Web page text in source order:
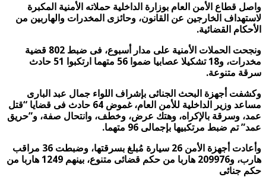
واصل قطاع الأمن العام بوزارة الداخلية حملاته الأمنية المكبرة
لاستهداف الخارجين عن القانون، وحائزى المخدرات والهاربين من
الأحكام القضائية.
ونجحت الحملات الأمنية على مدار أسبوع، فى ضبط 802 قضية
مخدرات، و18 تشكيلا عصابيا ضموا 56 متهما ارتكبوا 51 حادث
سرقة متنوعة.
وكشفت أجهزة البحث الجنائى بإشراف اللواء جمال عبد البارى
مساعد وزير الداخلية للأمن العام، غموض 64 حادث فى قضايا “قتل
عمد، وسرقة بالإكراه، وهتك عرض، وخطف، وانتحال صفة، و”حريق
عمد” تم ضبط مرتكبيها بإجمالى 96 متهما.
وأعادت أجهزة الأمن 26 سيارة مُبلغ بسرقتها، وضبطت 36 مراقب
هارب، و209976 هاربا من حكم قضائى متنوع، بينهم 1249 هاربا من
حكم جنائى